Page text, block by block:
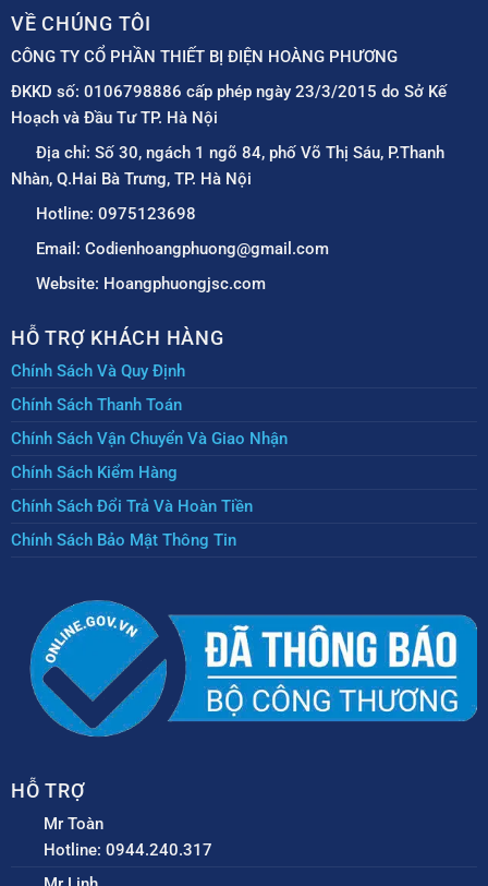
VỀ CHÚNG TÔI
CÔNG TY CỔ PHẦN THIẾT BỊ ĐIỆN HOÀNG PHƯƠNG
ĐKKD số: 0106798886 cấp phép ngày 23/3/2015 do Sở Kế
Hoạch và Đầu Tư TP. Hà Nội
Địa chỉ: Số 30, ngách 1 ngõ 84, phố Võ Thị Sáu, P.Thanh
Nhàn, Q.Hai Bà Trưng, TP. Hà Nội
Hotline: 0975123698
Email: Codienhoangphuong@gmail.com
Website: Hoangphuongjsc.com
HỖ TRỢ KHÁCH HÀNG
Chính Sách Và Quy Định
Chính Sách Thanh Toán
Chính Sách Vận Chuyển Và Giao Nhận
Chính Sách Kiểm Hàng
Chính Sách Đổi Trả Và Hoàn Tiền
Chính Sách Bảo Mật Thông Tin
HỖ TRỢ
Mr Toàn
Hotline: 0944.240.317